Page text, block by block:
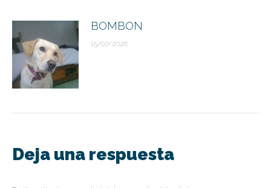
BOMBON
15/07/2026
Deja una respuesta